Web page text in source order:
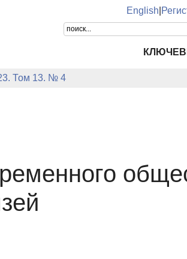
English
Том 13. № 4